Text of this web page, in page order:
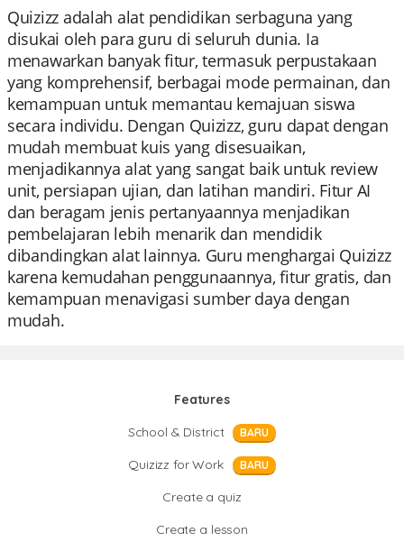
Quizizz adalah alat pendidikan serbaguna yang
disukai oleh para guru di seluruh dunia. Ia
menawarkan banyak fitur, termasuk perpustakaan
yang komprehensif, berbagai mode permainan, dan
kemampuan untuk memantau kemajuan siswa
secara individu. Dengan Quizizz, guru dapat dengan
mudah membuat kuis yang disesuaikan,
menjadikannya alat yang sangat baik untuk review
unit, persiapan ujian, dan latihan mandiri. Fitur AI
dan beragam jenis pertanyaannya menjadikan
pembelajaran lebih menarik dan mendidik
dibandingkan alat lainnya. Guru menghargai Quizizz
karena kemudahan penggunaannya, fitur gratis, dan
kemampuan menavigasi sumber daya dengan
mudah.
Features
School & District
BARU
Quizizz for Work BARU
Create a quiz
Create a lesson